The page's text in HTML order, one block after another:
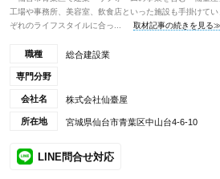
工場や事務所、美容室、飲食店といった施設も手掛けて
ぞれのライフスタイルに合っ...
取材記事の続きを見る
職種 総合建設業
専門分野
会社名 株式会社仙臺屋
所在地 宮城県仙台市青葉区中山台4-6-10
LINE問合せ対応